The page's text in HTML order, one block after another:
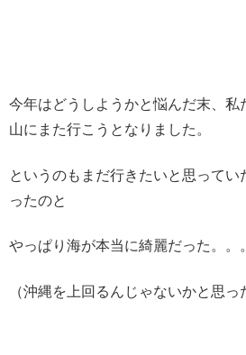
今年はどうしようかと悩んだ末、私
山にまた行こうとなりました。
というのもまだ行きたいと思って
ったのと
やっぱり海が本当に綺麗だった。。
（沖縄を上回るんじゃないかと思っ